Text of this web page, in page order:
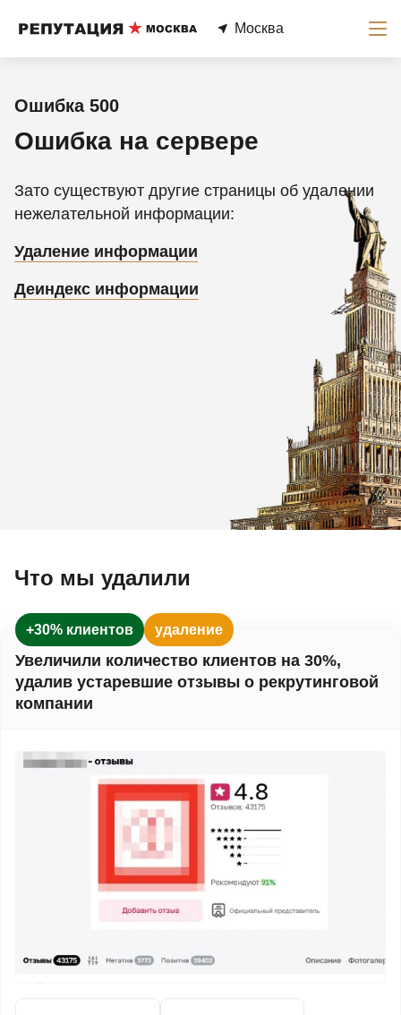
Москва
Ошибка 500
Ошибка на сервере
Зато существуют другие страницы об удалении
нежелательной информации:
Удаление информации
Деиндекс информации
Что мы удалили
+30% клиентов удаление
Увеличили количество клиентов на 30%,
удалив устаревшие отзывы о рекрутинговой
компании